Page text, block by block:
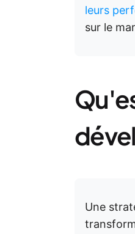
leurs
sur le
Une